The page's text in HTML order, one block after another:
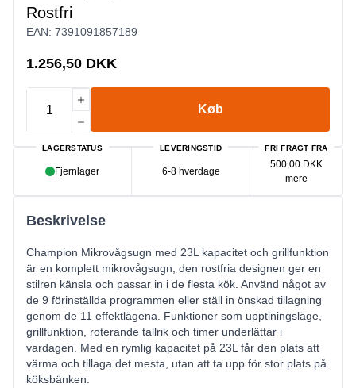
Rostfri
EAN: 7391091857189
1.256,50 DKK
Køb
LAGERSTATUS
Fjernlager
LEVERINGSTID
6-8 hverdage
FRI FRAGT FRA
500,00 DKK
mere
Beskrivelse
Champion Mikrovågsugn med 23L kapacitet och grillfunktion
är en komplett mikrovågsugn, den rostfria designen ger en
stilren känsla och passar in i de flesta kök. Använd något av
de 9 förinställda programmen eller ställ in önskad tillagning
genom de 11 effektlägena. Funktioner som upptiningsläge,
grillfunktion, roterande tallrik och timer underlättar i
vardagen. Med en rymlig kapacitet på 23L får den plats att
värma och tillaga det mesta, utan att ta upp för stor plats på
köksbänken.